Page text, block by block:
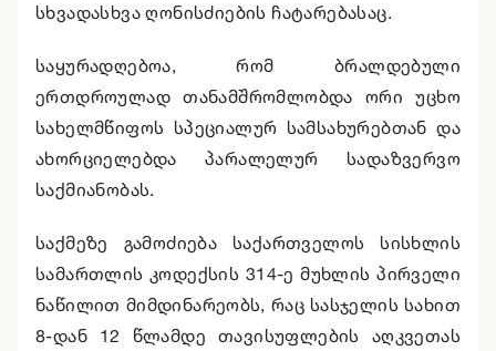
სხვადასხვა ღონისძიების ჩატარებასაც.
საყურადღებოა, რომ ბრალდებული
ერთდროულად თანამშრომლობდა ორი უცხო
სახელმწიფოს სპეციალურ სამსახურებთან და
ახორციელებდა პარალელურ სადაზვერვო
საქმიანობას.
საქმეზე გამოძიება საქართველოს სისხლის
სამართლის კოდექსის 314-ე მუხლის პირველი
ნაწილით მიმდინარეობს, რაც სასჯელის სახით
8-დან 12 წლამდე თავისუფლების აღკვეთას